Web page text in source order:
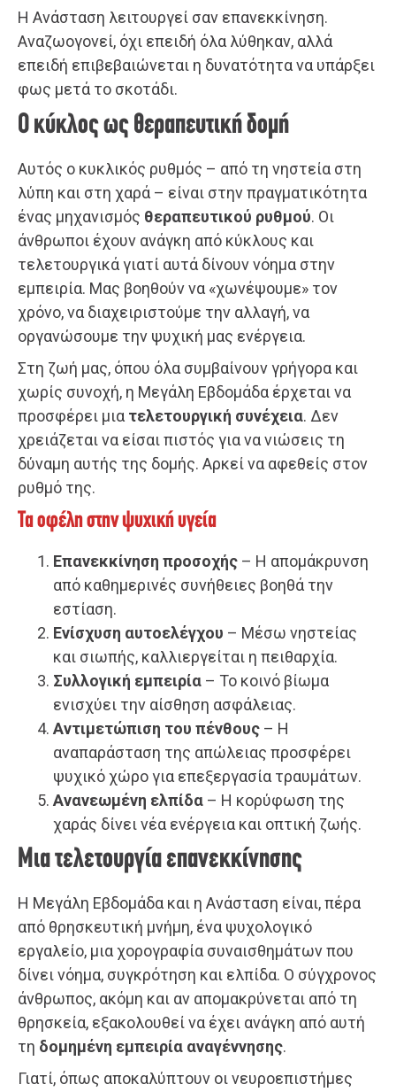
Η Ανάσταση λειτουργεί σαν επανεκκίνηση.
Αναζωογονεί, όχι επειδή όλα λύθηκαν, αλλά
επειδή επιβεβαιώνεται η δυνατότητα να υπάρξει
φως μετά το σκοτάδι.
Ο κύκλος ως θεραπευτική δομή
Αυτός ο κυκλικός ρυθμός – από τη νηστεία στη
λύπη και στη χαρά – είναι στην πραγματικότητα
ένας μηχανισμός θεραπευτικού ρυθμού. Οι
άνθρωποι έχουν ανάγκη από κύκλους και
τελετουργικά γιατί αυτά δίνουν νόημα στην
εμπειρία. Μας βοηθούν να «χωνέψουμε» τον
χρόνο, να διαχειριστούμε την αλλαγή, να
οργανώσουμε την ψυχική μας ενέργεια.
Στη ζωή μας, όπου όλα συμβαίνουν γρήγορα και
χωρίς συνοχή, η Μεγάλη Εβδομάδα έρχεται να
προσφέρει μια τελετουργική συνέχεια. Δεν
χρειάζεται να είσαι πιστός για να νιώσεις τη
δύναμη αυτής της δομής. Αρκεί να αφεθείς στον
ρυθμό της.
Τα οφέλη στην ψυχική υγεία
Επανεκκίνηση προσοχής – Η απομάκρυνση
από καθημερινές συνήθειες βοηθά την
εστίαση.
Ενίσχυση αυτοελέγχου – Μέσω νηστείας
και σιωπής, καλλιεργείται η πειθαρχία.
Συλλογική εμπειρία – Το κοινό βίωμα
ενισχύει την αίσθηση ασφάλειας.
Αντιμετώπιση του πένθους – Η
αναπαράσταση της απώλειας προσφέρει
ψυχικό χώρο για επεξεργασία τραυμάτων.
Ανανεωμένη ελπίδα – Η κορύφωση της
χαράς δίνει νέα ενέργεια και οπτική ζωής.
Μια τελετουργία επανεκκίνησης
Η Μεγάλη Εβδομάδα και η Ανάσταση είναι, πέρα
από θρησκευτική μνήμη, ένα ψυχολογικό
εργαλείο, μια χορογραφία συναισθημάτων που
δίνει νόημα, συγκρότηση και ελπίδα. Ο σύγχρονος
άνθρωπος, ακόμη και αν απομακρύνεται από τη
θρησκεία, εξακολουθεί να έχει ανάγκη από αυτή
τη δομημένη εμπειρία αναγέννησης.
Γιατί, όπως αποκαλύπτουν οι νευροεπιστήμες